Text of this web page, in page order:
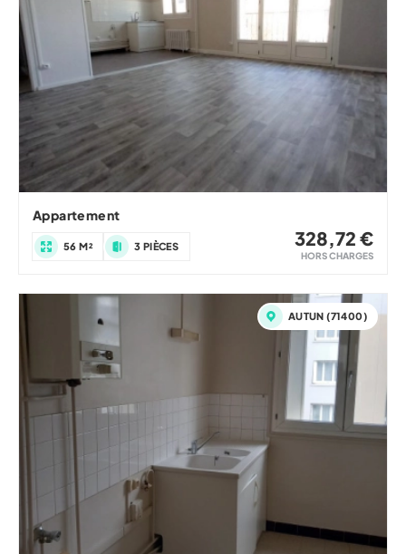
Appartement
56 M² 3 PIÈCES 328,72 €
HORS CHARGES
AUTUN (71400)